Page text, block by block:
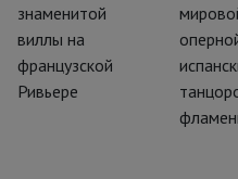
знаменитой
виллы на
французской
Ривьере